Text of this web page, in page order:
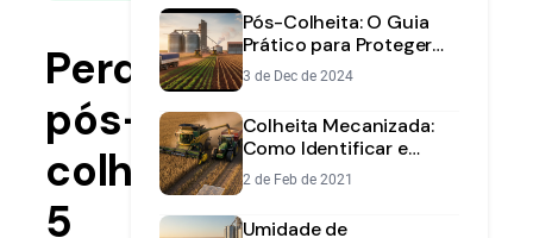
2025
leitura
Perdas
pós-
colheita:
5
Pós-Colheita: O Guia
Prático para Proteger
sua Safra e Maximizar
Lucros
3 de Dec de 2024
Colheita Mecanizada:
Como Identificar e
Reduzir Perdas de Grãos
2 de Feb de 2021
Umidade de